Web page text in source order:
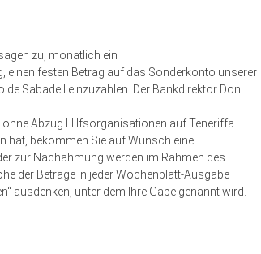
zu, monatlich ein
einen festen Betrag auf das Sonderkonto unserer
Sabadell einzuzahlen. Der Bankdirektor Don
Abzug Hilfsorganisationen auf Teneriffa
hat, bekommen Sie auf Wunsch eine
zur Nachahmung werden im Rahmen des
der Beträge in jeder Wochenblatt-Ausgabe
ausdenken, unter dem Ihre Gabe genannt wird.